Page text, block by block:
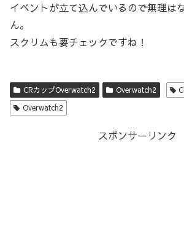
イベントが立て込んでいるので無理は
ん。
スクリムも要チェックですね！
CRカップOverwatch2 Overwatch2
Overwatch2
スポンサーリンク